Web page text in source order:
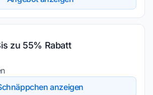
zu 55% Rabatt
anzeigen